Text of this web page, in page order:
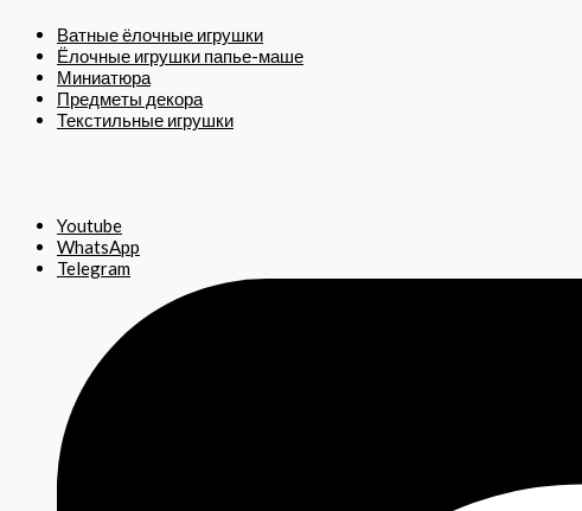
Ватные ёлочные игрушки
Ёлочные игрушки папье-маше
Миниатюра
Предметы декора
Текстильные игрушки
Youtube
WhatsApp
Telegram